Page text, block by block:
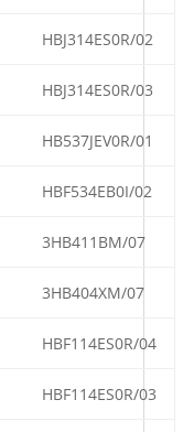
HBJ314ES0R/02
HBJ314ES0R/03
HB537JEV0R/01
HBF534EB0I/02
3HB411BM/07
3HB404XM/07
HBF114ES0R/04
HBF114ES0R/03